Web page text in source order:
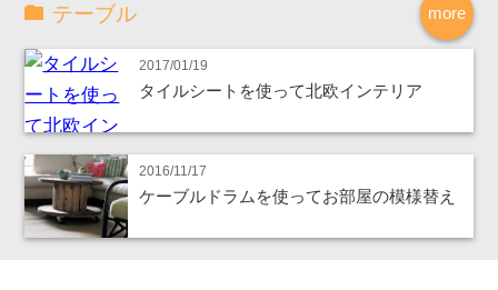
more
テーブル
2017/01/19
タイルシートを使って北欧インテリア
2016/11/17
ケーブルドラムを使ってお部屋の模様替え